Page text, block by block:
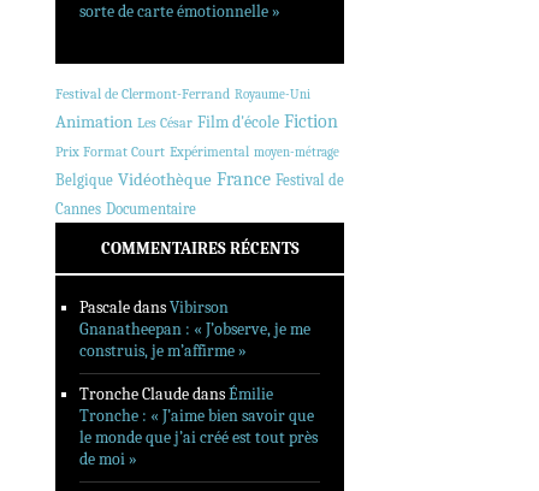
sorte de carte émotionnelle »
Festival de Clermont-Ferrand Royaume-Uni
Animation Les César Film d'école Fiction
Prix Format Court Expérimental moyen-métrage
Belgique Vidéothèque France Festival de
Cannes Documentaire
COMMENTAIRES RÉCENTS
PascaledansVibirson
Gnanatheepan : « J’observe, je me
construis, je m’affirme »
Tronche ClaudedansÉmilie
Tronche : « J’aime bien savoir que
le monde que j’ai créé est tout près
de moi »